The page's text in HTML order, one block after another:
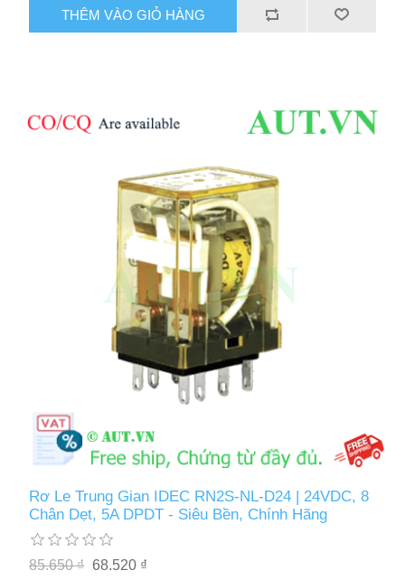
THÊM VÀO GIỎ HÀNG
Rơ Le Trung Gian IDEC RN2S-NL-D24 | 24VDC, 8
Chân Dẹt, 5A DPDT - Siêu Bền, Chính Hãng
85.650 ₫ 68.520 ₫